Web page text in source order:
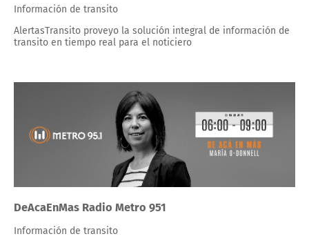
Información de transito
AlertasTransito proveyo la solución integral de información de
transito en tiempo real para el noticiero
DeAcaEnMas Radio Metro 951
Información de transito